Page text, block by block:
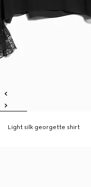
Light silk georgette shirt